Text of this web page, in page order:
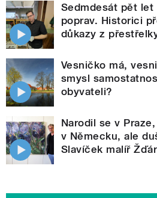
Sedmdesát pět let
poprav. Historici
důkazy z
Vesničko má,
smysl
obyvateli?
Narodil se v
v Německu, ale
Slavíček malíř